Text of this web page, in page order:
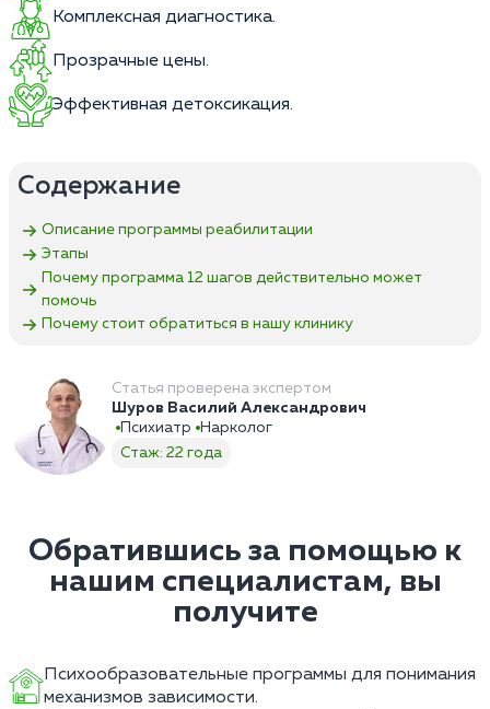
Комплексная диагностика.
Прозрачные цены.
Эффективная детоксикация.
Содержание
Описание программы реабилитации
Этапы
Почему программа 12 шагов действительно может
помочь
Почему стоит обратиться в нашу клинику
Статья проверена экспертом
Шуров Василий Александрович
Психиатр
Нарколог
Стаж: 22 года
Обратившись за помощью к
нашим специалистам, вы
получите
Психообразовательные программы для понимания
механизмов зависимости.